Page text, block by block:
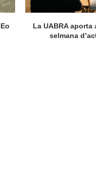
La UABRA aporta
selmana